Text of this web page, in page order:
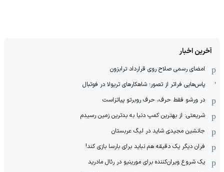
آخرین اخبار
امضای رسمی صلاح روی قرارداد ترابزون
پاس‌هایی فراتر از تصور؛ شاهکارهای تریولا در فوتبال
در ورشو فقط حرف، حرف روبرتو پیاتزاست
شریعتی: از بهترین کمپ‌ دنیا به بدترین زمین‌ رسیدم
جانشین مجیدی شاید در لیگ عربستان
فران دیگر یک دقیقه هم نباید برای بارسا بازی کند!
یک شروع ویران‌کننده برای مورینیو در رئال مادرید